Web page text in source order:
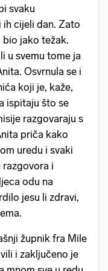
svaku
cijeli dan. Zato
bio jako težak.
u svemu tome ja
Osvrnula se i
koji je, kaže,
ispitaju što se
razgovaraju s
priča kako
uredu i svaki
razgovora i
odu na
jesu li zdravi,
župnik fra Mile
i zaključeno je